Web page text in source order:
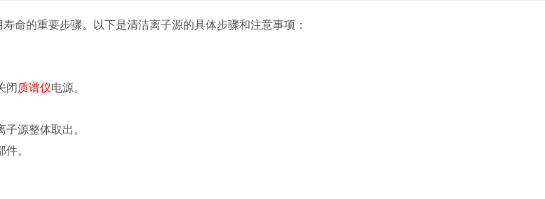
命的重要步骤。以下是清洁离子源的具体步骤和注意事项：
闭 质谱仪电源。
源整体取出。
。